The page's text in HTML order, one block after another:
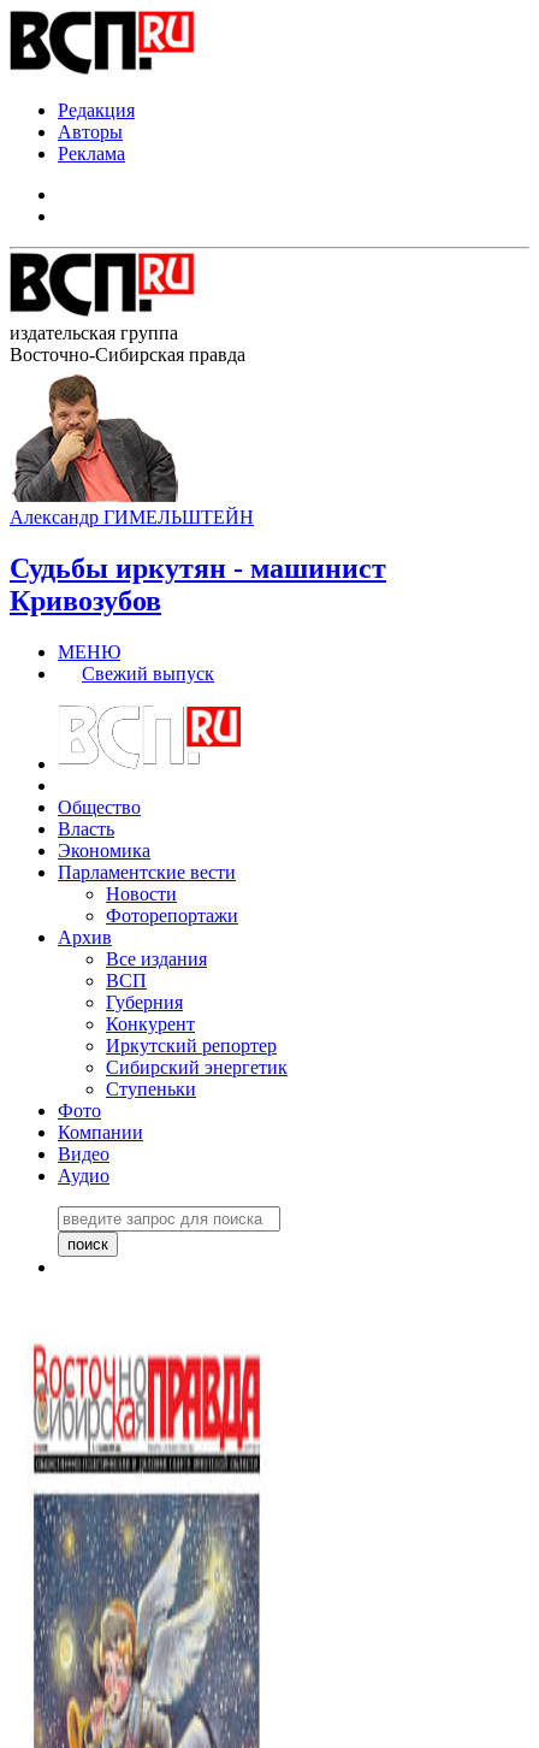
Редакция
Авторы
Реклама
издательская группа
Восточно-Сибирская правда
Александр ГИМЕЛЬШТЕЙН
Судьбы иркутян - машинист
Кривозубов
МЕНЮ
Свежий выпуск
Общество
Власть
Экономика
Парламентские вести
Новости
Фоторепортажи
Архив
Все издания
ВСП
Губерния
Конкурент
Иркутский репортер
Сибирский энергетик
Ступеньки
Фото
Компании
Видео
Аудио